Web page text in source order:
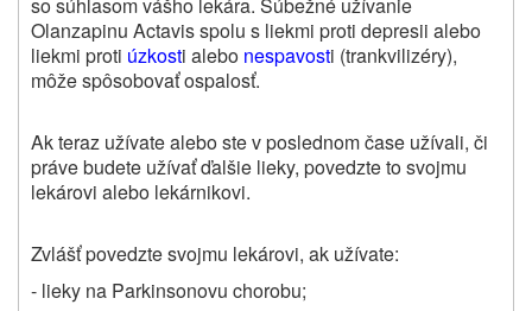
Olanzapinu Actavis spolu s liekmi proti depresii alebo
liekmi proti úzkosti alebo nespavosti (trankvilizéry),
môže spôsobovať ospalosť.
Ak teraz užívate alebo ste v poslednom čase užívali, či
práve budete užívať ďalšie lieky, povedzte to svojmu
lekárovi alebo lekárnikovi.
Zvlášť povedzte svojmu lekárovi, ak užívate:
- lieky na Parkinsonovu chorobu;